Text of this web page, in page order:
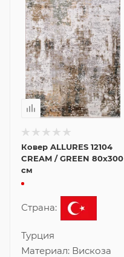
Ковер ALLURES 12104
CREAM / GREEN 80x300
см
Страна:
Турция
Материал: Вискоза